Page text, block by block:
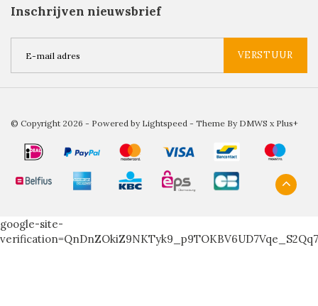
Inschrijven nieuwsbrief
VERSTUUR
© Copyright 2026 - Powered by Lightspeed - Theme By DMWS x Plus+
google-site-